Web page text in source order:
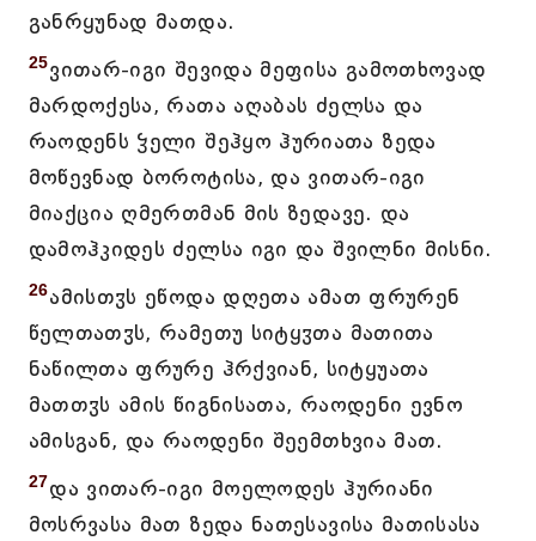
განრყუნად მათდა.
25ვითარ-იგი შევიდა მეფისა გამოთხოვად
მარდოქესა, რათა აღაბას ძელსა და
რაოდენს ჴელი შეჰყო ჰურიათა ზედა
მოწევნად ბოროტისა, და ვითარ-იგი
მიაქცია ღმერთმან მის ზედავე. და
დამოჰკიდეს ძელსა იგი და შვილნი მისნი.
26ამისთჳს ეწოდა დღეთა ამათ ფრურენ
წელთათჳს, რამეთუ სიტყჳთა მათითა
ნაწილთა ფრურე ჰრქვიან, სიტყუათა
მათთჳს ამის წიგნისათა, რაოდენი ევნო
ამისგან, და რაოდენი შეემთხვია მათ.
27და ვითარ-იგი მოელოდეს ჰურიანი
მოსრვასა მათ ზედა ნათესავისა მათისასა